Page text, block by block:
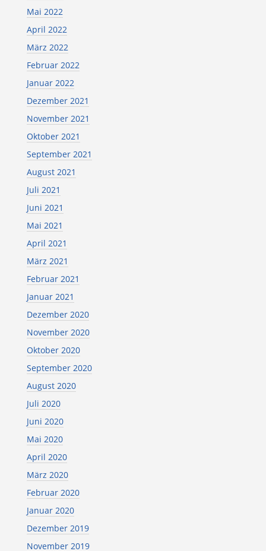
Mai 2022
April 2022
März 2022
Februar 2022
Januar 2022
Dezember 2021
November 2021
Oktober 2021
September 2021
August 2021
Juli 2021
Juni 2021
Mai 2021
April 2021
März 2021
Februar 2021
Januar 2021
Dezember 2020
November 2020
Oktober 2020
September 2020
August 2020
Juli 2020
Juni 2020
Mai 2020
April 2020
März 2020
Februar 2020
Januar 2020
Dezember 2019
November 2019